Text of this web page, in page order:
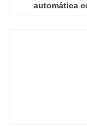
automática